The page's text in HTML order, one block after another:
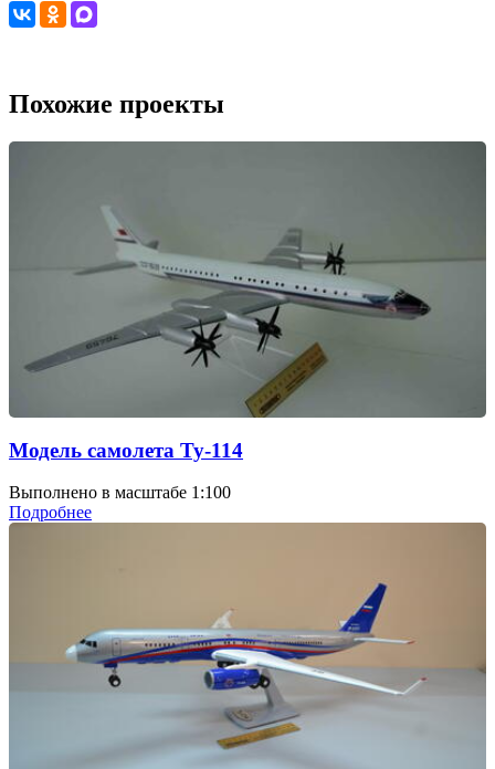
Похожие проекты
Модель самолета Ту-114
Выполнено в масштабе 1:100
Подробнее